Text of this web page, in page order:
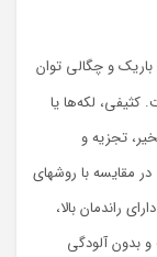
باریک و چگالی توان
کثیفی، لکه‌ها یا
تجزیه و
مقایسه با روشهاي
راندمان بالا،
بدون آلودگی